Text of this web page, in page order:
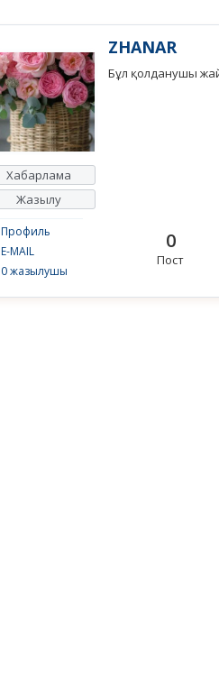
Хабарлама
Жазылу
Профиль
E-MAIL
0 жазылушы
ZHANAR
Бұл қолданушы
0
Пост